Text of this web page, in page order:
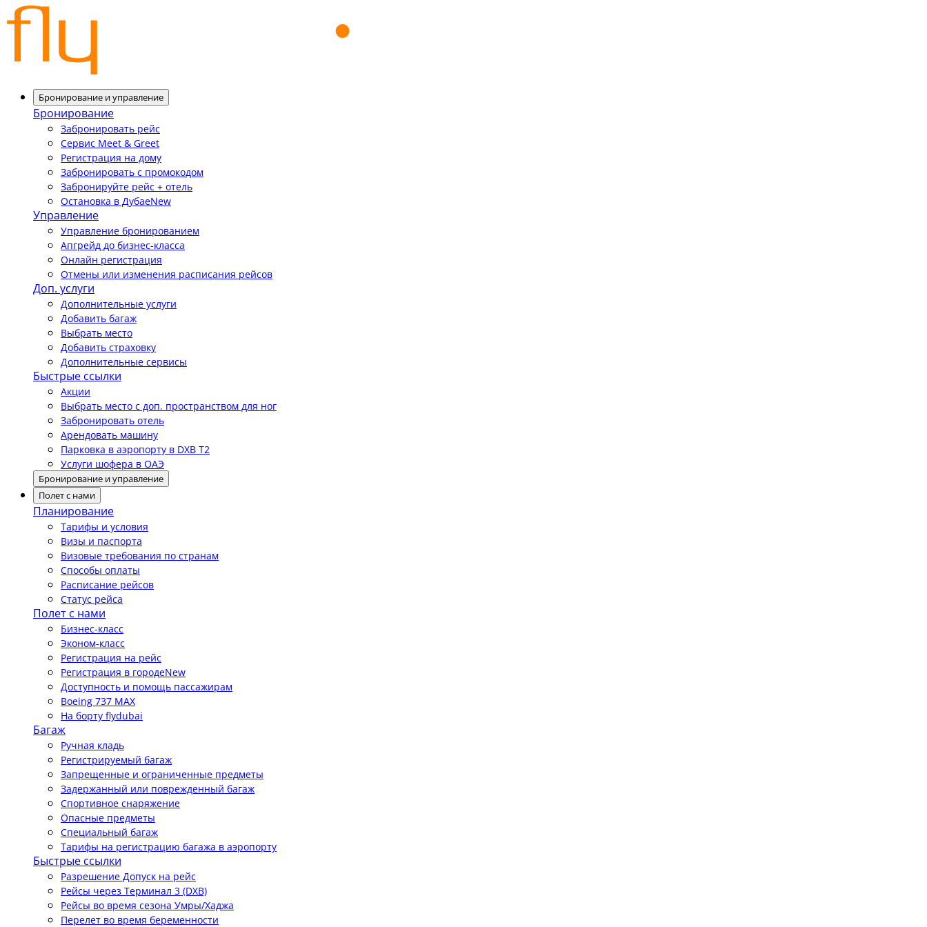
Бронирование и управление
Бронирование
Забронировать рейс
Сервис Meet & Greet
Регистрация на дому
Забронировать с промокодом
Забронируйте рейс + отель
Остановка в ДубаеNew
Управление
Управление бронированием
Апгрейд до бизнес-класса
Онлайн регистрация
Отмены или изменения расписания рейсов
Доп. услуги
Дополнительные услуги
Добавить багаж
Выбрать место
Добавить страховку
Дополнительные сервисы
Быстрые ссылки
Акции
Выбрать место с доп. пространством для ног
Забронировать отель
Арендовать машину
Парковка в аэропорту в DXB T2
Услуги шофера в ОАЭ
Бронирование и управление
Полет с нами
Планирование
Тарифы и условия
Визы и паспорта
Визовые требования по странам
Способы оплаты
Расписание рейсов
Статус рейса
Полет с нами
Бизнес-класс
Эконом-класс
Регистрация на рейс
Регистрация в городеNew
Доступность и помощь пассажирам
Boeing 737 MAX
На борту flydubai
Багаж
Ручная кладь
Регистрируемый багаж
Запрещенные и ограниченные предметы
Задержанный или поврежденный багаж
Спортивное снаряжение
Опасные предметы
Специальный багаж
Тарифы на регистрацию багажа в аэропорту
Быстрые ссылки
Разрешение Допуск на рейс
Рейсы через Терминал 3 (DXB)
Рейсы во время сезона Умры/Хаджа
Перелет во время беременности